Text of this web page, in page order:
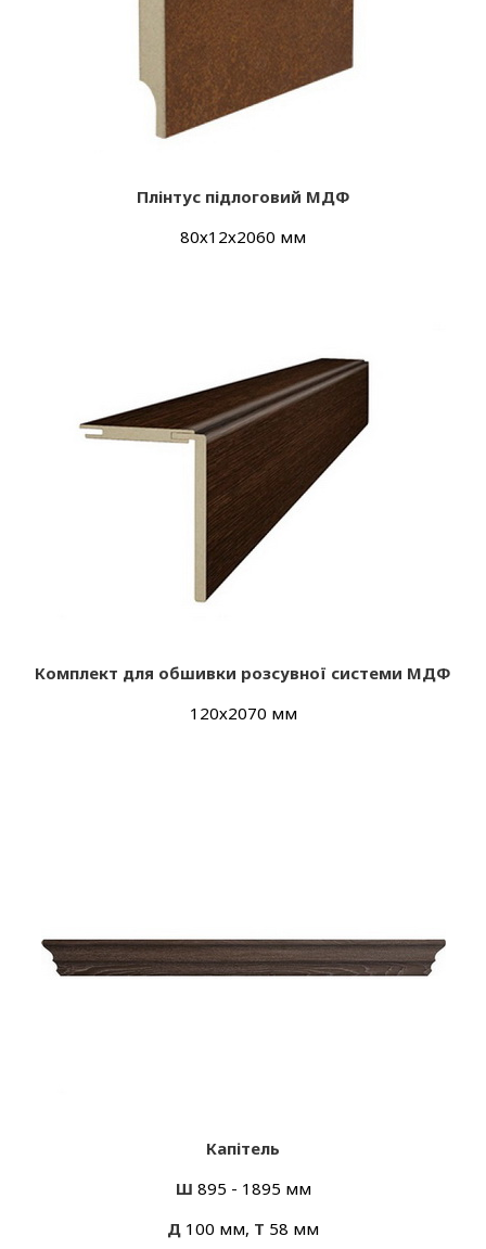
Плінтус підлоговий МДФ
80х12х2060 мм
Комплект для обшивки розсувної системи МДФ
120х2070 мм
Капітель
Ш 895 - 1895 мм
Д 100 мм, Т 58 мм